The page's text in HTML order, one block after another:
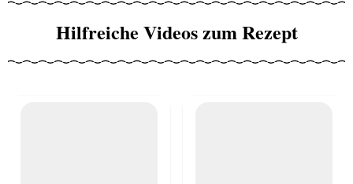
Hilfreiche Videos zum Rezept